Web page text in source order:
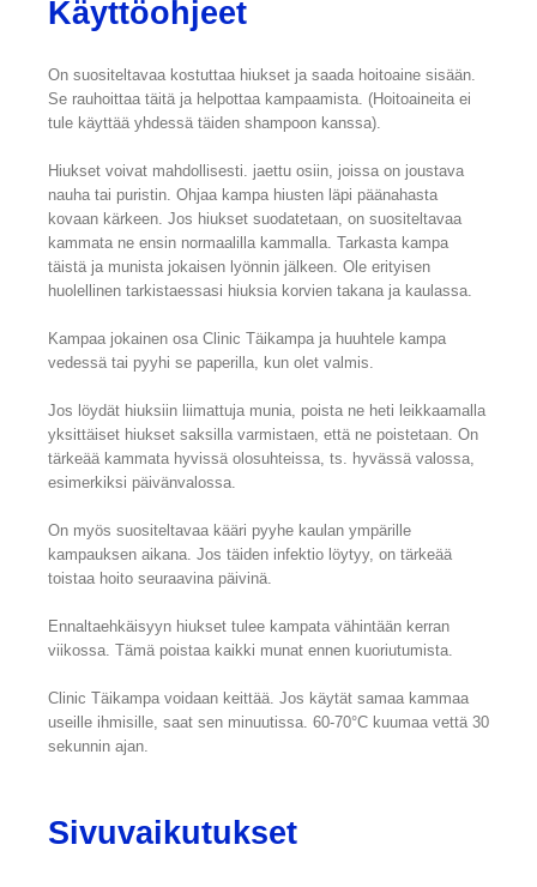
Käyttöohjeet
On suositeltavaa kostuttaa hiukset ja saada hoitoaine sisään.
Se rauhoittaa täitä ja helpottaa kampaamista. (Hoitoaineita ei
tule käyttää yhdessä täiden shampoon kanssa).
Hiukset voivat mahdollisesti. jaettu osiin, joissa on joustava
nauha tai puristin. Ohjaa kampa hiusten läpi päänahasta
kovaan kärkeen. Jos hiukset suodatetaan, on suositeltavaa
kammata ne ensin normaalilla kammalla. Tarkasta kampa
täistä ja munista jokaisen lyönnin jälkeen. Ole erityisen
huolellinen tarkistaessasi hiuksia korvien takana ja kaulassa.
Kampaa jokainen osa Clinic Täikampa ja huuhtele kampa
vedessä tai pyyhi se paperilla, kun olet valmis.
Jos löydät hiuksiin liimattuja munia, poista ne heti leikkaamalla
yksittäiset hiukset saksilla varmistaen, että ne poistetaan. On
tärkeää kammata hyvissä olosuhteissa, ts. hyvässä valossa,
esimerkiksi päivänvalossa.
On myös suositeltavaa kääri pyyhe kaulan ympärille
kampauksen aikana. Jos täiden infektio löytyy, on tärkeää
toistaa hoito seuraavina päivinä.
Ennaltaehkäisyyn hiukset tulee kampata vähintään kerran
viikossa. Tämä poistaa kaikki munat ennen kuoriutumista.
Clinic Täikampa voidaan keittää. Jos käytät samaa kammaa
useille ihmisille, saat sen minuutissa. 60-70°C kuumaa vettä 30
sekunnin ajan.
Sivuvaikutukset